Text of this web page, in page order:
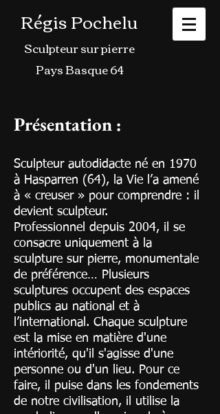
Régis Pochelu
Sculpteur sur pierre
Pays Basque 64
Sculpteur autodidacte né en 1970
à Hasparren (64), la Vie l’a amené
à « creuser » pour comprendre : il
devient sculpteur.
Professionnel depuis 2004, il se
consacre uniquement à la
sculpture sur pierre, monumentale
de préférence… Plusieurs
sculptures occupent des espaces
publics au national et à
l’international. Chaque sculpture
est la mise en matière d'une
intériorité, qu'il s'agisse d'une
personne ou d'un lieu. Pour ce
faire, il puise dans les fondements
de notre civilisation, il utilise la
Présentation :